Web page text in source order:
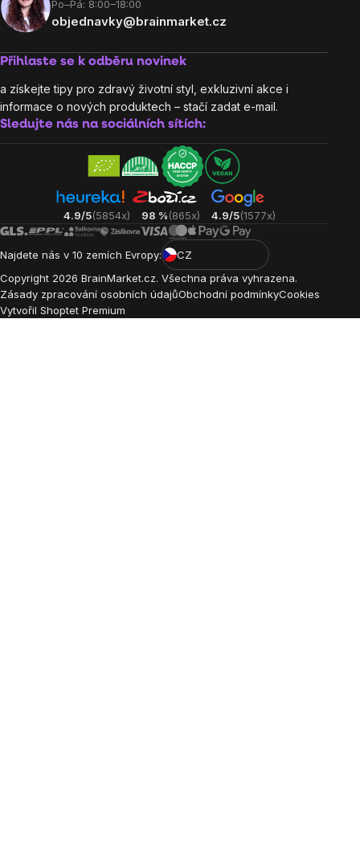
Po–Pá: 8:00–18:00
objednavky@brainmarket.cz
Přihlaste se k odběru novinek
a získejte tipy pro zdravý životní styl, exkluzivní akce i
informace o nových produktech – stačí zadat e-mail.
Sledujte nás na sociálních sítích:
4.9/5(5854x) 98 %(865x) 4.9/5(1577x)
Najdete nás v 10 zemích Evropy:
CZ
Copyright 2026 BrainMarket.cz. Všechna práva vyhrazena.
Zásady zpracování osobních údajůObchodní podmínkyCookies
Vytvořil Shoptet Premium